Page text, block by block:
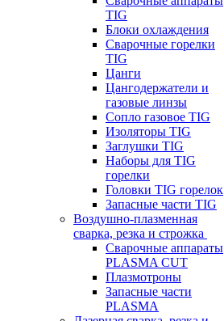
TIG
Блоки охлаждения
Сварочные горелки
TIG
Цанги
Цангодержатели и
газовые линзы
Сопло газовое TIG
Изоляторы TIG
Заглушки TIG
Наборы для TIG
горелки
Головки TIG горелок
Запасные части TIG
Воздушно-плазменная
сварка, резка и строжка
Сварочные аппараты
PLASMA CUT
Плазмотроны
Запасные части
PLASMA